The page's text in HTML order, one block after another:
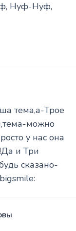
Нуф-Нуф,
тема,а-Трое
можно
у нас она
и Три
сказано-